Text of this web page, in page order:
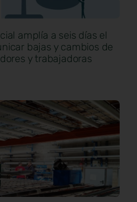
amplía a seis días el
bajas y cambios de
y trabajadoras